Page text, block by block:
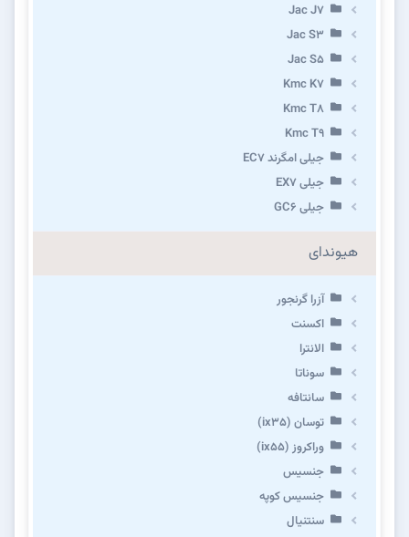
Jac J7
Jac S3
Jac S5
Kmc K7
Kmc T8
Kmc T9
جیلی امگرند EC7
جیلی EX7
جیلی GC6
هیوندای
آزرا گرنجور
اکسنت
الانترا
سوناتا
سانتافه
توسان (ix35)
وراکروز (ix55)
جنسیس
جنسیس کوپه
سنتنیال